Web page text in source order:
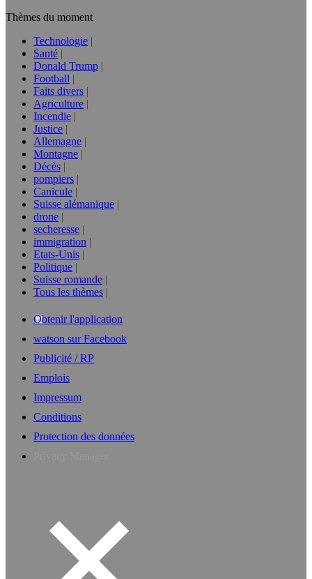
Thèmes du moment
Technologie
Santé
Donald Trump
Football
Faits divers
Agriculture
Incendie
Justice
Allemagne
Montagne
Décès
pompiers
Canicule
Suisse alémanique
drone
secheresse
immigration
Etats-Unis
Politique
Suisse romande
Tous les thèmes
Obtenir l'application
watson sur Facebook
Publicité / RP
Emplois
Impressum
Conditions
Protection des données